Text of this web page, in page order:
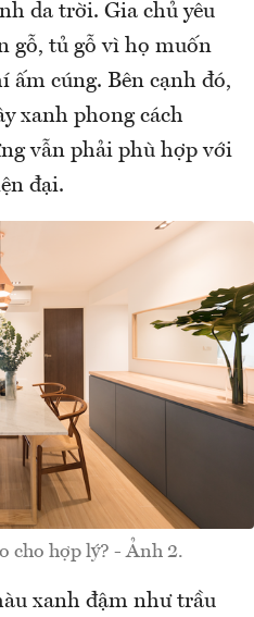
da trời. Gia chủ yêu
gỗ, tủ gỗ vì họ muốn
ấm cúng. Bên cạnh đó,
xanh phong cách
vẫn phải phù hợp với
đại.
cho hợp lý? - Ảnh 2.
xanh đậm như trầu